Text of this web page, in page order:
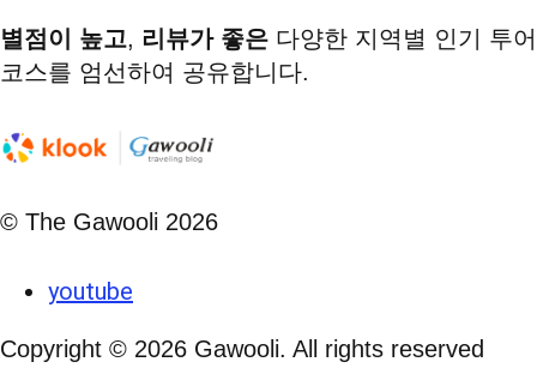
별점이 높고, 리뷰가 좋은 다양한 지역별 인기 투어
코스를 엄선하여 공유합니다.
© The Gawooli 2026
youtube
Copyright © 2026 Gawooli. All rights reserved